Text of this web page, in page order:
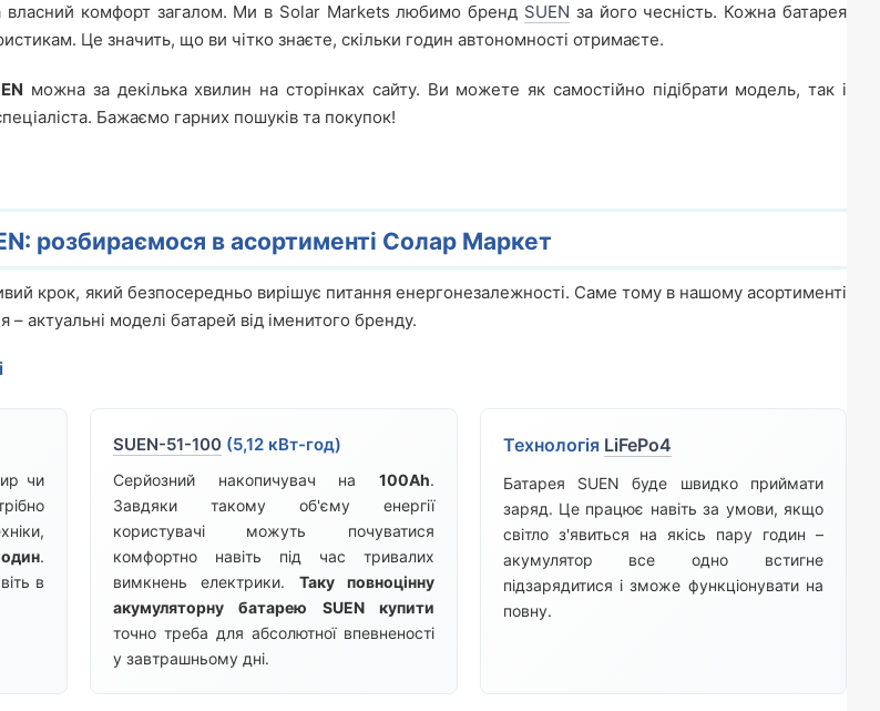
власний комфорт загалом. Ми в Solar Markets любимо бренд SUEN за його чесність. Кожна батарея
Це значить, що ви чітко знаєте, скільки годин автономності отримаєте.
можна за декілька хвилин на сторінках сайту. Ви можете як самостійно підібрати модель, так і
Бажаємо гарних пошуків та покупок!
розбираємося в асортименті Солар Маркет
крок, який безпосередньо вирішує питання енергонезалежності. Саме тому в нашому асортименті
актуальні моделі батарей від іменитого бренду.
чи
.
в
SUEN-51-100 (5,12 кВт-год)
Серйозний накопичувач на 100Ah.
Завдяки такому об'єму енергії
користувачі можуть почуватися
комфортно навіть під час тривалих
вимкнень електрики. Таку повноцінну
акумуляторну батарею SUEN купити
точно треба для абсолютної впевненості
у завтрашньому дні.
Технологія LiFePo4
Батарея SUEN буде швидко приймати
заряд. Це працює навіть за умови, якщо
світло з'явиться на якісь пару годин –
акумулятор все одно встигне
підзарядитися і зможе функціонувати на
повну.